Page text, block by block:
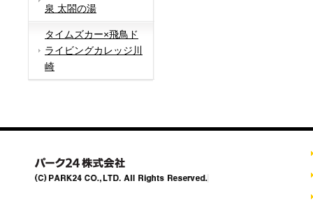
泉 太閤の湯
タイムズカー×飛鳥ド
ライビングカレッジ川
崎